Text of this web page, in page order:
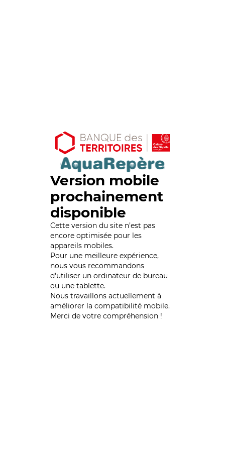
Version mobile
prochainement
disponible
Cette version du site n’est pas
encore optimisée pour les
appareils mobiles.
Pour une meilleure expérience,
nous vous recommandons
d'utiliser un ordinateur de bureau
ou une tablette.
Nous travaillons actuellement à
améliorer la compatibilité mobile.
Merci de votre compréhension !